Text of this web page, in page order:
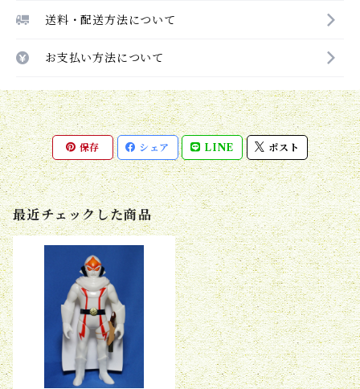
送料・配送方法について
お支払い方法について
保存 シェア LINE ポスト
最近チェックした商品